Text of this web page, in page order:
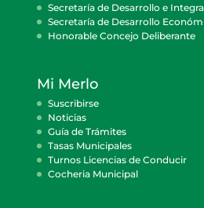
Secretaría de Desarrollo e
Secretaría de Desarrollo
Honorable Concejo Deliberante
Mi Merlo
Suscribirse
Noticias
Guía de Trámites
Tasas Municipales
Turnos Licencias de Conducir
Cocheria Municipal